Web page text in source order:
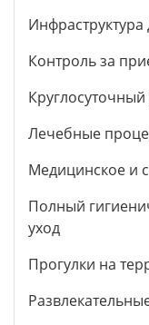
Контроль за
Круглосуточный
Лечебные
Медицинское и
Полный
уход
Прогулки на